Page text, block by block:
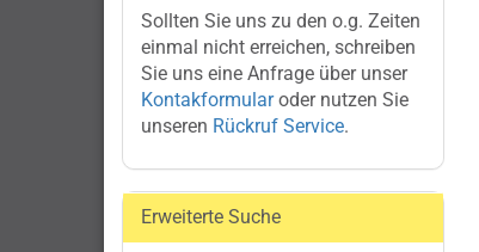
Sollten Sie uns zu den o.g. Zeiten
einmal nicht erreichen, schreiben
Sie uns eine Anfrage über unser
Kontakformularoder nutzen Sie
unseren Rückruf Service.
Erweiterte Suche